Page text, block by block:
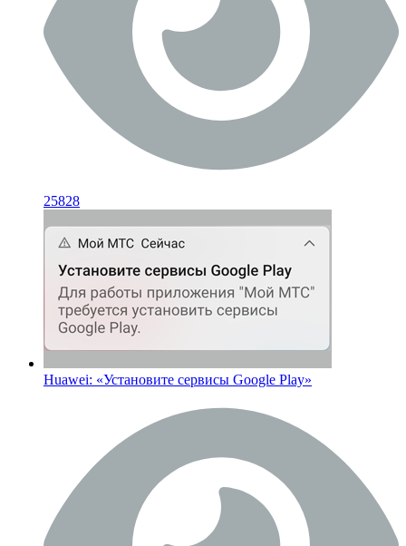
25828
Huawei: «Установите сервисы Google Play»